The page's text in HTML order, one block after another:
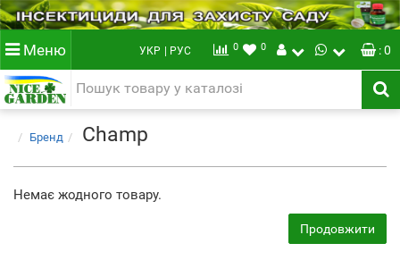
Меню УКР | РУС 0 0 : 0
Бренд Champ
Немає жодного товару.
Продовжити